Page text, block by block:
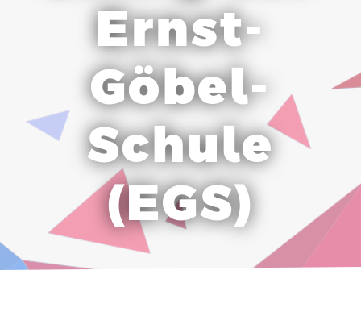
Ernst-
Göbel-
Schule
(EGS)